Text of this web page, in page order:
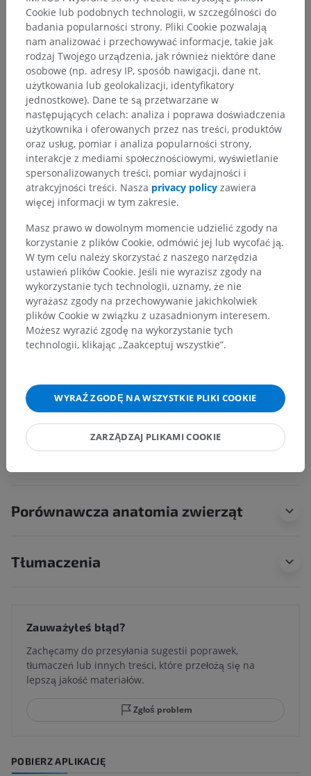
Odnośniki
Rehman I, Hazhirkarzar B, Patel BC. Anatomy, Head and Neck, Eye.
[Updated 2023 Jul 24]. In: StatPearls [Internet]. Treasure Island (FL):
StatPearls Publishing; 2026 Jan. Available from:
https://www.ncbi.nlm.nih.gov/books/NBK482428/
Standring, S. (Ed.). (2015). Eye (Chapter 42). In Gray's anatomy: The
anatomical basis of clinical practice (41st ed., pp. 686-706). Churchill
Livingstone.
Hierarchia anatomiczna
Anatomia człowieka 2
Anatomia człowieka 1
Neuroanatomia człowieka
Narządy zmysłów Organum visuale>
Gałka oczna
Tunica fibrosa bulbi
Powiązane struktury:
Twardówka
Rąbek rogówki
Rogówka
Porównawcza anatomia zwierząt
Tłumaczenia
Zauważyłeś błąd?
Zachęcamy do przesyłania sugestii poprawek,
tłumaczeń lub innych treści, które przełożą się na
lepszą jakość materiałów.
Zgłoś problem
POBIERZ APLIKACJĘ
Cookie lub podobnych technologii, w szczególności do
badania popularności strony. Pliki Cookie pozwalają
nam analizować i przechowywać informacje, takie jak
rodzaj Twojego urządzenia, jak również niektóre dane
osobowe (np. adresy IP, sposób nawigacji, dane nt.
użytkowania lub geolokalizacji, identyfikatory
jednostkowe). Dane te są przetwarzane w
następujących celach: analiza i poprawa doświadczenia
użytkownika i oferowanych przez nas treści, produktów
oraz usług, pomiar i analiza popularności strony,
interakcje z mediami społecznościowymi, wyświetlanie
spersonalizowanych treści, pomiar wydajności i
atrakcyjności treści. Nasza privacy policy zawiera
więcej informacji w tym zakresie.
Masz prawo w dowolnym momencie udzielić zgody na
korzystanie z plików Cookie, odmówić jej lub wycofać ją.
W tym celu należy skorzystać z naszego narzędzia
ustawień plików Cookie. Jeśli nie wyrazisz zgody na
wykorzystanie tych technologii, uznamy, że nie
wyrażasz zgody na przechowywanie jakichkolwiek
plików Cookie w związku z uzasadnionym interesem.
Możesz wyrazić zgodę na wykorzystanie tych
technologii, klikając „Zaakceptuj wszystkie”.
WYRAŹ ZGODĘ NA WSZYSTKIE PLIKI COOKIE
ZARZĄDZAJ PLIKAMI COOKIE